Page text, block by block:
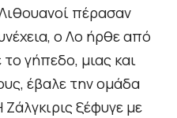
πέρασαν
ο Λο ήρθε από
γήπεδο, μιας και
έβαλε την ομάδα
ξέφυγε με